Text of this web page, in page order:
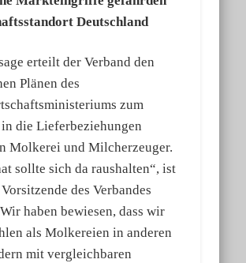
Deutschland
erteilt der Verband den
Plänen des
zum
die Lieferbeziehungen
Molkerei und Milcherzeuger.
sollte sich da raushalten“, ist
des Verbandes
haben bewiesen, dass wir
als Molkereien in anderen
mit vergleichbaren